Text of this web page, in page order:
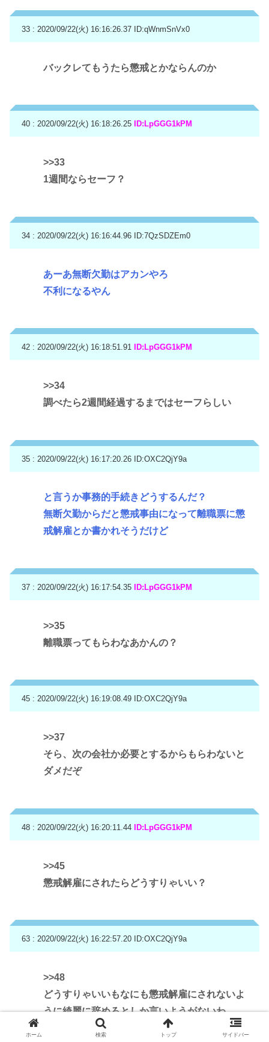
33 : 2020/09/22(火) 16:16:26.37 ID:qWnmSnVx0
バックレてもうたら懲戒とかならんのか
40 : 2020/09/22(火) 16:18:26.25 ID:LpGGG1kPM
>>33
1週間ならセーフ？
34 : 2020/09/22(火) 16:16:44.96 ID:7QzSDZEm0
あーあ無断欠勤はアカンやろ
不利になるやん
42 : 2020/09/22(火) 16:18:51.91 ID:LpGGG1kPM
>>34
調べたら2週間経過するまではセーフらしい
35 : 2020/09/22(火) 16:17:20.26 ID:OXC2QjY9a
と言うか事務的手続きどうするんだ？
無断欠勤からだと懲戒事由になって離職票に懲
戒解雇とか書かれそうだけど
37 : 2020/09/22(火) 16:17:54.35 ID:LpGGG1kPM
>>35
離職票ってもらわなあかんの？
45 : 2020/09/22(火) 16:19:08.49 ID:OXC2QjY9a
>>37
そら、次の会社か必要とするからもらわないと
ダメだぞ
48 : 2020/09/22(火) 16:20:11.44 ID:LpGGG1kPM
>>45
懲戒解雇にされたらどうすりゃいい？
63 : 2020/09/22(火) 16:22:57.20 ID:OXC2QjY9a
>>48
どうすりゃいいもなにも懲戒解雇にされないよ
うに綺麗に辞めろとしか言いようがないわ
悪く書かれる原因がないならまだしもイッチの
ホーム 検索 トップ サイドバー